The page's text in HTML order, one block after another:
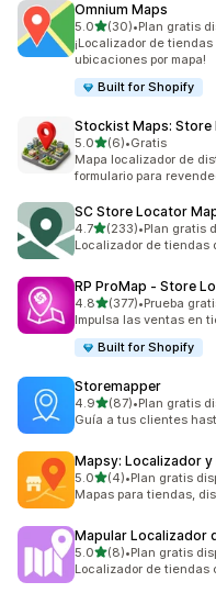
Omnium Maps
5.0de 5 estrellas
(30)
30 reseñas en total
•Plan gratis
¡Localizador de
ubicaciones por mapa!
Built for Shopify
Stockist Maps: Store
5.0de 5 estrellas
(6)
6 reseñas en total
•Gratis
Mapa localizador de
formulario para
SC Store Locator
4.7de 5 estrellas
(233)
233 reseñas en total
•Plan gratis
Localizador de
RP ProMap ‑ Store
4.8de 5 estrellas
(377)
377 reseñas en total
•Prueba
Impulsa las ventas en
Built for Shopify
Storemapper
4.9de 5 estrellas
(87)
87 reseñas en total
•Plan gratis
Guía a tus clientes
Mapsy: Localizador y
5.0de 5 estrellas
(4)
4 reseñas en total
•Plan gratis
Mapas para tiendas,
Mapular Localizador
5.0de 5 estrellas
(8)
8 reseñas en total
•Plan gratis
Localizador de